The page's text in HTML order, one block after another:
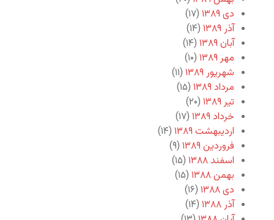
دی ۱۳۸۹
(۱۷)
آذر ۱۳۸۹
(۱۴)
آبان ۱۳۸۹
(۱۴)
مهر ۱۳۸۹
(۱۰)
شهریور ۱۳۸۹
(۱۱)
مرداد ۱۳۸۹
(۱۵)
تیر ۱۳۸۹
(۲۰)
خرداد ۱۳۸۹
(۱۷)
اردیبهشت ۱۳۸۹
(۱۴)
فروردین ۱۳۸۹
(۹)
اسفند ۱۳۸۸
(۱۵)
بهمن ۱۳۸۸
(۱۵)
دی ۱۳۸۸
(۱۶)
آذر ۱۳۸۸
(۱۴)